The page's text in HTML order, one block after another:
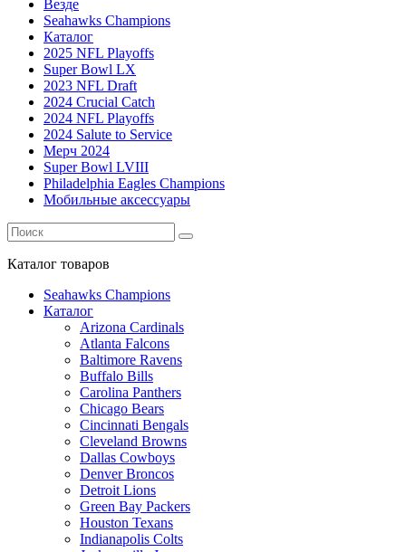
Везде
Seahawks Champions
Каталог
2025 NFL Playoffs
Super Bowl LX
2023 NFL Draft
2024 Crucial Catch
2024 NFL Playoffs
2024 Salute to Service
Мерч 2024
Super Bowl LVIII
Philadelphia Eagles Champions
Мобильные аксессуары
Каталог товаров
Seahawks Champions
Каталог
Arizona Cardinals
Atlanta Falcons
Baltimore Ravens
Buffalo Bills
Carolina Panthers
Chicago Bears
Cincinnati Bengals
Cleveland Browns
Dallas Cowboys
Denver Broncos
Detroit Lions
Green Bay Packers
Houston Texans
Indianapolis Colts